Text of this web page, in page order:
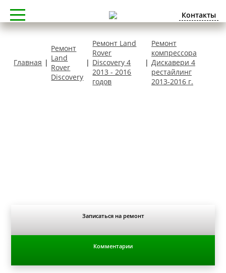
Контакты
Главная |
Ремонт
Land
Rover
Discovery
|
Ремонт Land
Rover
Discovery 4
2013 - 2016
годов
|
Ремонт
компрессора
Дискавери 4
рестайлинг
2013-2016 г.
Записаться на ремонт
Комментарии